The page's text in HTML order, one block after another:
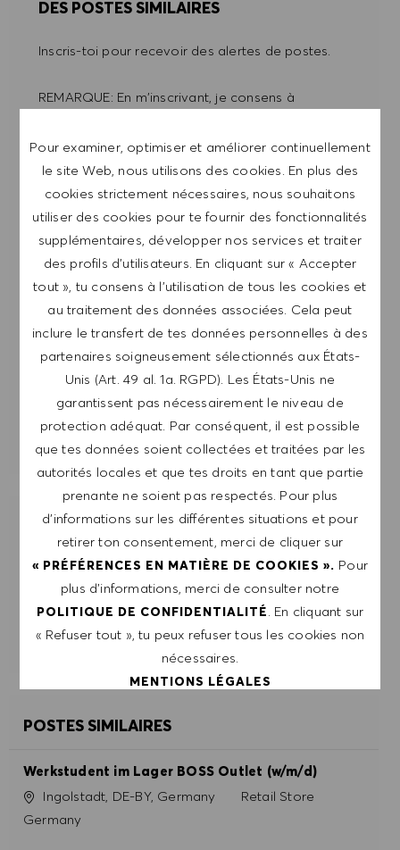
Pour examiner, optimiser et améliorer continuellement
le site Web, nous utilisons des cookies. En plus des
cookies strictement nécessaires, nous souhaitons
utiliser des cookies pour te fournir des fonctionnalités
supplémentaires, développer nos services et traiter
des profils d’utilisateurs. En cliquant sur « Accepter
tout », tu consens à l’utilisation de tous les cookies et
au traitement des données associées. Cela peut
inclure le transfert de tes données personnelles à des
partenaires soigneusement sélectionnés aux États-
Unis (Art. 49 al. 1a. RGPD). Les États-Unis ne
garantissent pas nécessairement le niveau de
protection adéquat. Par conséquent, il est possible
que tes données soient collectées et traitées par les
autorités locales et que tes droits en tant que partie
prenante ne soient pas respectés. Pour plus
d’informations sur les différentes situations et pour
retirer ton consentement, merci de cliquer sur
« PRÉFÉRENCES EN MATIÈRE DE COOKIES ». Pour
plus d’informations, merci de consulter notre
POLITIQUE DE CONFIDENTIALITÉ . En cliquant sur
« Refuser tout », tu peux refuser tous les cookies non
nécessaires.
MENTIONS LÉGALES
PRÉFÉRENCES EN MATIÈRE DE COOKIES
REFUSER TOUT
ACCEPTER TOUT
DES POSTES SIMILAIRES
Inscris-toi pour recevoir des alertes de postes.
REMARQUE: En m'inscrivant, je consens à
HUGO BOSS, des invitations à des événements
et d'autres sujets liés à la carrière, que je peux
me désabonner à tout moment, par exemple en
cliquant sur le lien dans chaque e-mail. Je
reconnais que mes données personnelles seront
traitées conformément à la POLITIQUE DE
CONFIDENTIALITÉ.
Saisir l'adresse e-mail (obligatoire)
ENVOYER
OBTIENS DES RECOMMANDATIONS
D'EMPLOI PERSONNALISÉES EN
FONCTION DE TES INTÉRÊTS.
DÉMARRER
POSTES SIMILAIRES
Werkstudent im Lager BOSS Outlet (w/m/d)
SiteIngolstadt, DE-BY, Germany Catégorie
Retail Store
Germany